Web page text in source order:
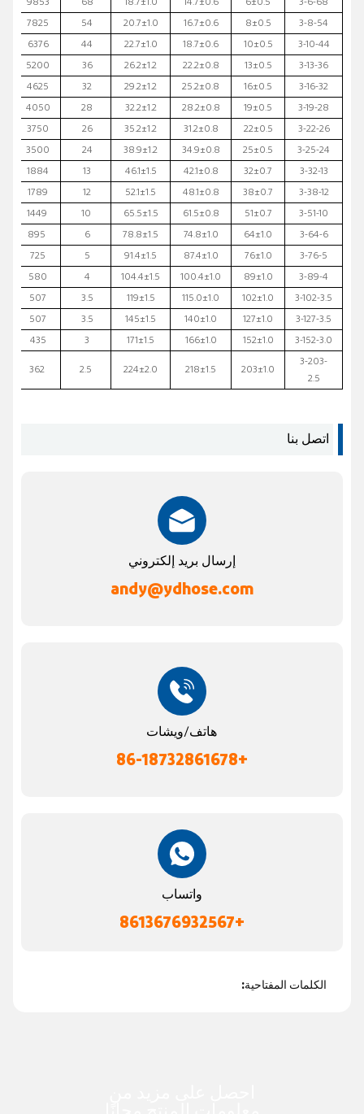
3-8-54
8±0.5
16.7±0.6
20.7±1.0
54
7825
3-10-44
10±0.5
18.7±0.6
22.7±1.0
44
6376
3-13-36
13±0.5
22.2±0.8
26.2±1.2
36
5200
3-16-32
16±0.5
25.2±0.8
29.2±1.2
32
4625
3-19-28
19±0.5
28.2±0.8
32.2±1.2
28
4050
3-22-26
22±0.5
31.2±0.8
35.2±1.2
26
3750
3-25-24
25±0.5
34.9±0.8
38.9±1.2
24
3500
3-32-13
32±0.7
42.1±0.8
46.1±1.5
13
1884
3-38-12
38±0.7
48.1±0.8
52.1±1.5
12
1789
3-51-10
51±0.7
61.5±0.8
65.5±1.5
10
1449
3-64-6
64±1.0
74.8±1.0
78.8±1.5
6
895
3-76-5
76±1.0
87.4±1.0
91.4±1.5
5
725
3-89-4
89±1.0
100.4±1.0
104.4±1.5
4
580
3-102-3.5
102±1.0
115.0±1.0
119±1.5
3.5
507
3-127-3.5
127±1.0
140±1.0
145±1.5
3.5
507
3-152-3.0
152±1.0
166±1.0
171±1.5
3
435
3-203-
2.5
203±1.0
218±1.5
224±2.0
2.5
362
اتصل بنا
إرسال بريد إلكتروني
andy@ydhose.com
هاتف/ويشات
+86-18732861678
واتساب
+8613676932567
الكلمات المفتاحية: